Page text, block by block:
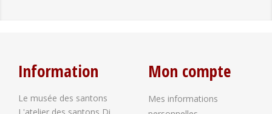
Information
Le musée des santons
Mon compte
Mes informations